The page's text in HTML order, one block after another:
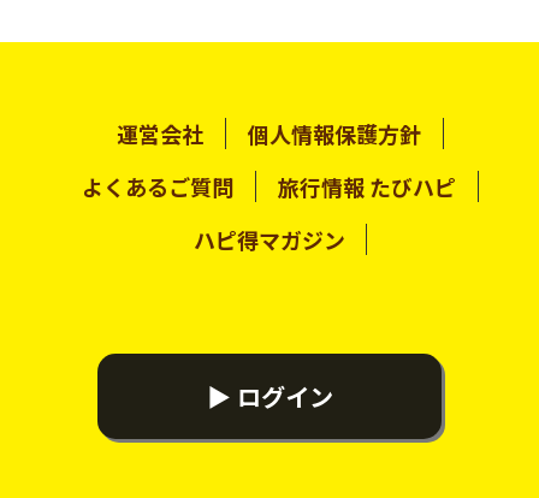
運営会社
個人情報保護方針
よくあるご質問
旅行情報 たびハピ
ハピ得マガジン
▶ ログイン